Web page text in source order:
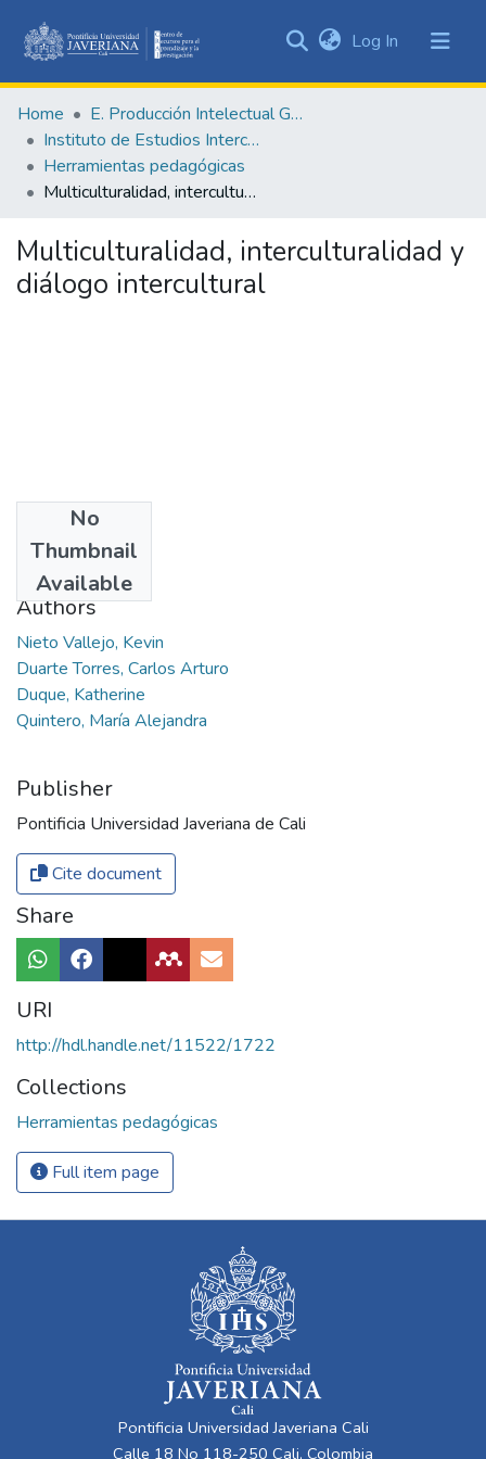
&
Collections
All of DSpace
Log In (current)
Home
E. Producción Intelectual General
Instituto de Estudios Interculturales - IEI
Herramientas pedagógicas
Multiculturalidad, interculturalidad y diálogo intercultural
Multiculturalidad, interculturalidad y
diálogo intercultural
No
Thumbnail
Available
2017
Authors
Nieto Vallejo, Kevin
Duarte Torres, Carlos Arturo
Duque, Katherine
Quintero, María Alejandra
Publisher
Pontificia Universidad Javeriana de Cali
Cite document
Share
URI
http://hdl.handle.net/11522/1722
Collections
Herramientas pedagógicas
Full item page
Pontificia Universidad Javeriana Cali
Calle 18 No 118-250 Cali, Colombia